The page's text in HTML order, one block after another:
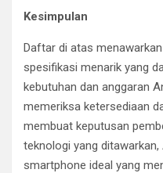
Kesimpulan
Daftar di atas
spesifikasi menarik yang
kebutuhan dan anggaran
memeriksa ketersediaan
membuat keputusan
teknologi yang
smartphone ideal yang